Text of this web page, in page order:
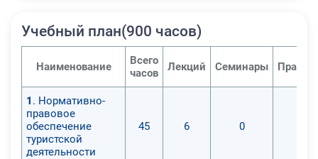
Учебный план(900 часов)
Наименование
Всего
часов
Лекций Семинары
1 . Нормативно-
правовое
обеспечение
туристской
деятельности
45 6 0